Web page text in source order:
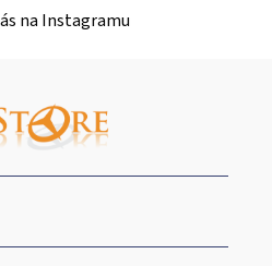
s
na Instagramu